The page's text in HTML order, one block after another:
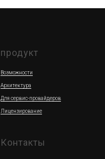
продукт
Возможности
Архитектура
Для сервис-провайдеров
Лицензирование
Контакты